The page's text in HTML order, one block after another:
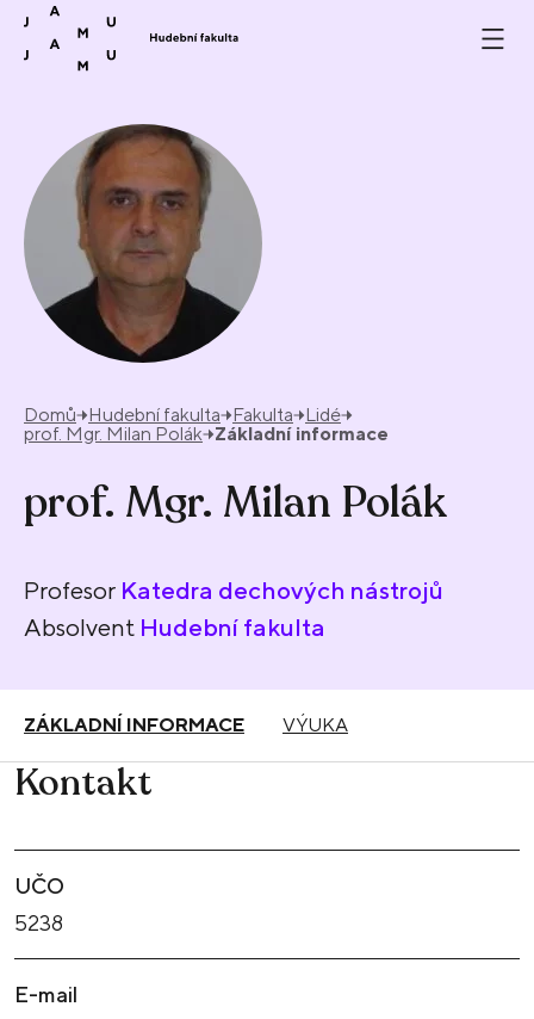
Přeskočit na obsah
Domů Hudební fakulta Fakulta
Lidé
prof. Mgr. Milan Polák Základní informace
prof. Mgr. Milan Polák
Profesor Katedra dechových nástrojů
Absolvent Hudební fakulta
ZÁKLADNÍ INFORMACE VÝUKA
Kontakt
UČO
5238
E-mail